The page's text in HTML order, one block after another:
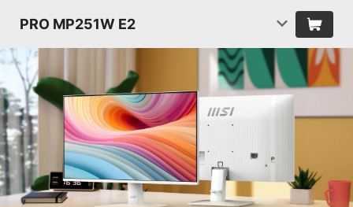
PRO MP251W E2